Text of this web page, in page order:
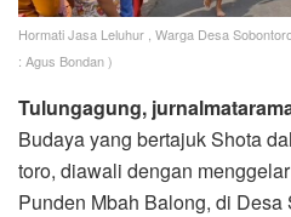
Hormati Jasa Leluhur , Warga Desa
: Agus Bondan )
Tulungagung,
Budaya yang bertajuk Shota
toro, diawali dengan
Punden Mbah Balong, di Desa